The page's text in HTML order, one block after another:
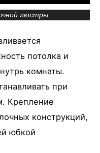
люстры
потолка и
комнаты.
при
Крепление
конструкций,
юбкой